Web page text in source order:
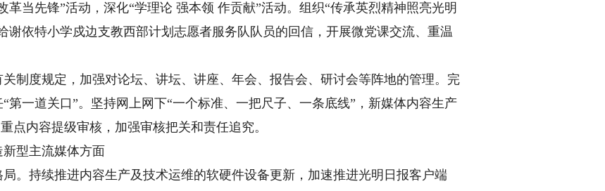
革当先锋”活动，深化“学理论 强本领 作贡献”活动。组织“传承英烈精神照亮光明
谢依特小学戍边支教西部计划志愿者服务队队员的回信，开展微党课交流、重温
度规定，加强对论坛、讲坛、讲座、年会、报告会、研讨会等阵地的管理。完
第一道关口”。坚持网上网下“一个标准、一把尺子、一条底线”，新媒体内容生产
点内容提级审核，加强审核把关和责任追究。
型主流媒体方面
持续推进内容生产及技术运维的软硬件设备更新，加速推进光明日报客户端